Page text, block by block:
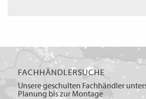
FACHHÄNDLERSUCHE
Unsere geschulten Fachhändler
Planung bis zur Montage